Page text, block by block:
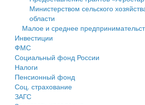
Социальная защита
Фотоальбом
Муниципальные услуги
Проекты административных
Антимонопольный комплаенс
Противодействие коррупции
Информационная поддержка
среднего предпринимательства
Муниципальные программы
Контрольно-счетная палата
Персональные данные
Министерством сельского
области
Малое и среднее
Инвестиции
ФМС
Социальный фонд России
Налоги
Пенсионный фонд
Соц. страхование
ЗАГС